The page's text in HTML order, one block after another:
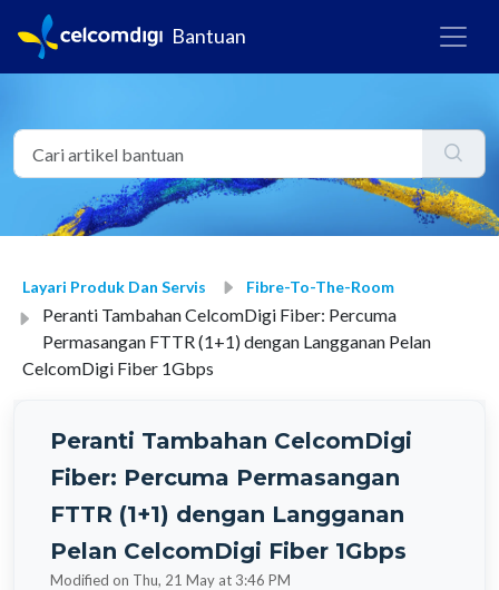
Bantuan
Layari Produk Dan Servis Fibre-To-The-Room
Peranti Tambahan CelcomDigi Fiber: Percuma
Permasangan FTTR (1+1) dengan Langganan Pelan
CelcomDigi Fiber 1Gbps
Peranti Tambahan CelcomDigi
Fiber: Percuma Permasangan
FTTR (1+1) dengan Langganan
Pelan CelcomDigi Fiber 1Gbps
Modified on Thu, 21 May at 3:46 PM